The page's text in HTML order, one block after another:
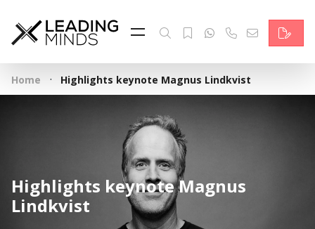
Feed & News
Reading Minds
Themen
Services
Wer wir sind
Kontakt
Home · Highlights keynote Magnus Lindkvist
Highlights keynote Magnus
Lindkvist